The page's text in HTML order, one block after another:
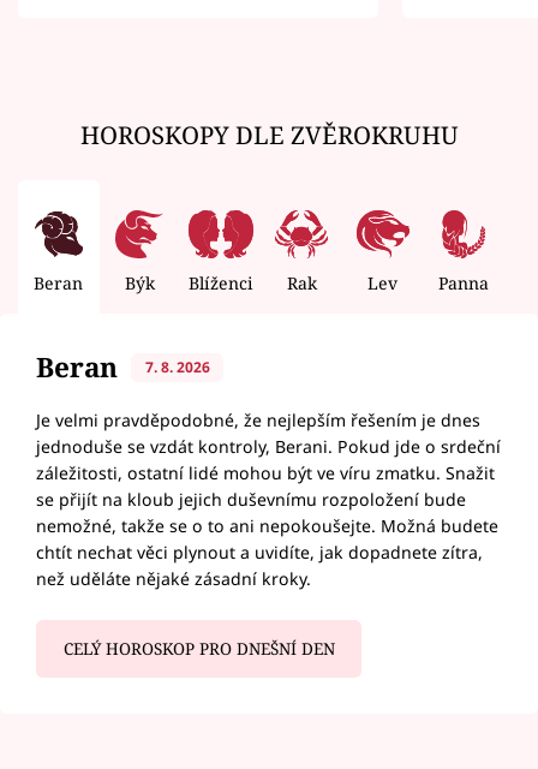
HOROSKOPY DLE ZVĚROKRUHU
Beran Býk Blíženci Rak Lev Panna
Beran 7. 8. 2026
Je velmi pravděpodobné, že nejlepším řešením je dnes
jednoduše se vzdát kontroly, Berani. Pokud jde o srdeční
záležitosti, ostatní lidé mohou být ve víru zmatku. Snažit
se přijít na kloub jejich duševnímu rozpoložení bude
nemožné, takže se o to ani nepokoušejte. Možná budete
chtít nechat věci plynout a uvidíte, jak dopadnete zítra,
než uděláte nějaké zásadní kroky.
CELÝ HOROSKOP PRO DNEŠNÍ DEN